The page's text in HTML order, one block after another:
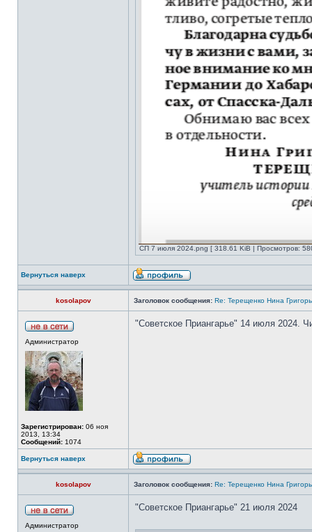
СП 7 июля 2024.png [ 318.61 KiB | Просмотров:
Вернуться наверх
kosolapov Заголовок сообщения: Re: Терещенко Нина
Администратор
Зарегистрирован: 06 ноя
2013, 13:34
Сообщений: 1074
"Советское Приангарье" 14 июля 2024.
Вернуться наверх
kosolapov Заголовок сообщения: Re: Терещенко Нина
Администратор
"Советское Приангарье" 21 июля 2024